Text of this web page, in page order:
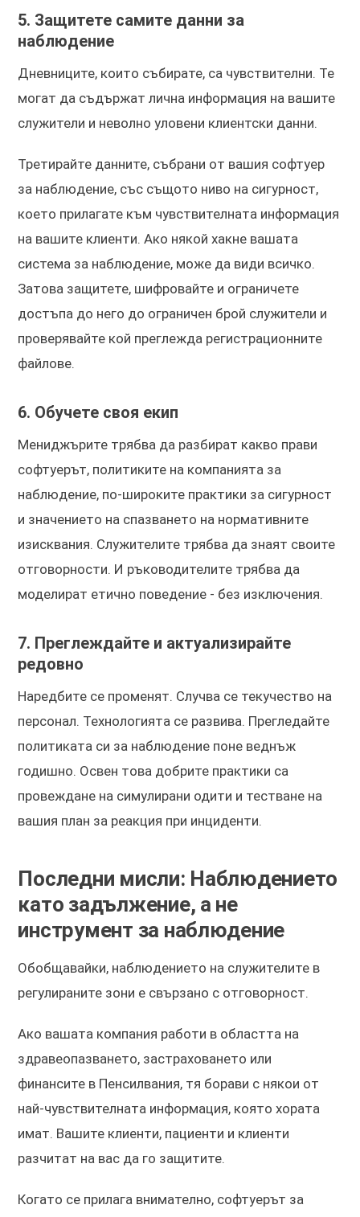
5. Защитете самите данни за
наблюдение
Дневниците, които събирате, са чувствителни. Те
могат да съдържат лична информация на вашите
служители и неволно уловени клиентски данни.
Третирайте данните, събрани от вашия софтуер
за наблюдение, със същото ниво на сигурност,
което прилагате към чувствителната информация
на вашите клиенти. Ако някой хакне вашата
система за наблюдение, може да види всичко.
Затова защитете, шифровайте и ограничете
достъпа до него до ограничен брой служители и
проверявайте кой преглежда регистрационните
файлове.
6. Обучете своя екип
Мениджърите трябва да разбират какво прави
софтуерът, политиките на компанията за
наблюдение, по-широките практики за сигурност
и значението на спазването на нормативните
изисквания. Служителите трябва да знаят своите
отговорности. И ръководителите трябва да
моделират етично поведение - без изключения.
7. Преглеждайте и актуализирайте
редовно
Наредбите се променят. Случва се текучество на
персонал. Технологията се развива. Прегледайте
политиката си за наблюдение поне веднъж
годишно. Освен това добрите практики са
провеждане на симулирани одити и тестване на
вашия план за реакция при инциденти.
Последни мисли: Наблюдението
като задължение, а не
инструмент за наблюдение
Обобщавайки, наблюдението на служителите в
регулираните зони е свързано с отговорност.
Ако вашата компания работи в областта на
здравеопазването, застраховането или
финансите в Пенсилвания, тя борави с някои от
най-чувствителната информация, която хората
имат. Вашите клиенти, пациенти и клиенти
разчитат на вас да го защитите.
Когато се прилага внимателно, софтуерът за